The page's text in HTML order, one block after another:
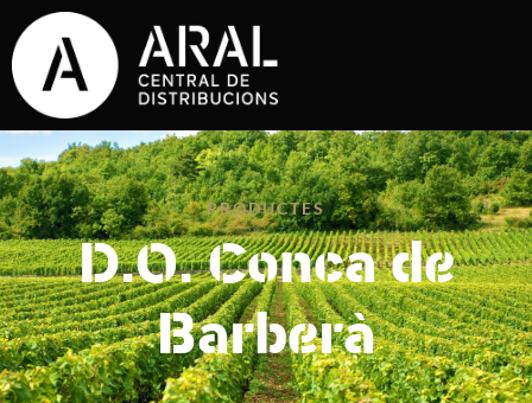
PRODUCTES
D.O. Conca de
Barberà